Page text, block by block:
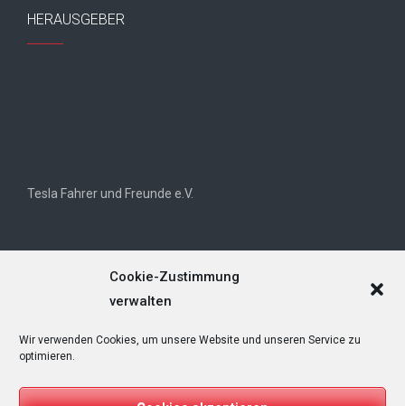
Cookie-Zustimmung
verwalten
Wir verwenden Cookies, um unsere Website und unseren Service zu
optimieren.
HERAUSGEBER
Tesla Fahrer und Freunde e.V.
Tesla Owners Club Helvetia (TOCH)